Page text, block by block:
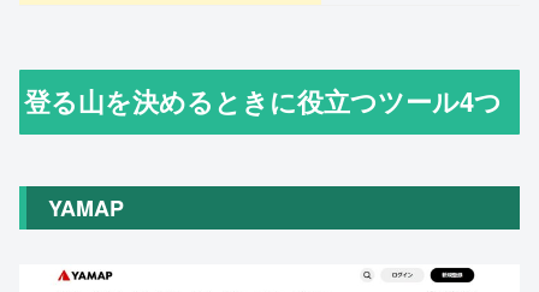
登る山を決めるときに役立つツール4つ
YAMAP